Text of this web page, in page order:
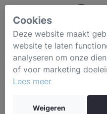
Cookies
Deze website maakt
website te laten
analyseren om onze
of voor marketing
Lees meer
Weigeren